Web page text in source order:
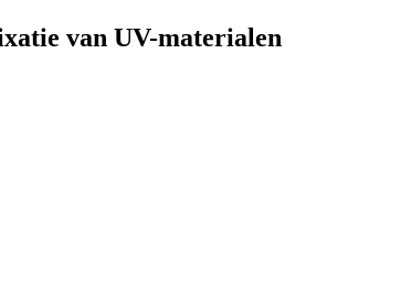
van UV-materialen